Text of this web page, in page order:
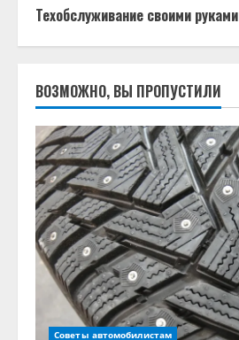
Техобслуживание своими руками
ВОЗМОЖНО, ВЫ ПРОПУСТИЛИ
Советы автомобилистам